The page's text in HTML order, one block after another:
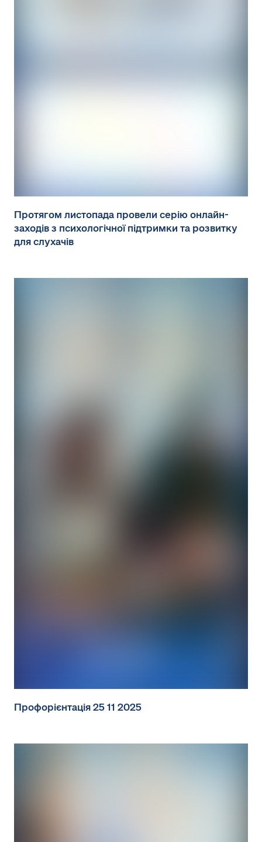
Протягом листопада провели серію онлайн-
заходів з психологічної підтримки та розвитку
для слухачів
Профорієнтація 25 11 2025